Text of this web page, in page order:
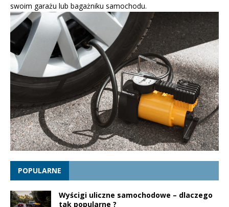
swoim garażu lub bagażniku samochodu.
POPULARNE
Wyścigi uliczne samochodowe – dlaczego
tak popularne ?